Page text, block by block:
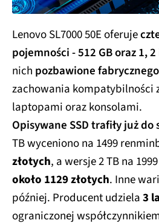
Lenovo SL7000 50E oferuje
pojemności - 512 GB oraz 1, 2
nich pozbawione
zachowania kompatybilności
laptopami oraz konsolami.
Opisywane SSD trafiły już do
TB wyceniono na 1499
złotych, a wersje 2 TB na
około 1129 złotych. Inne
później. Producent udziela 3
ograniczonej